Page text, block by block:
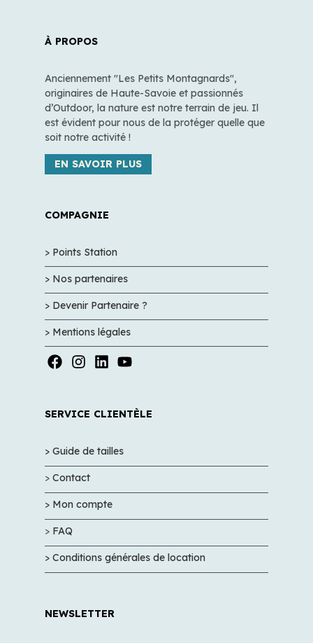
À PROPOS
Anciennement "Les Petits Montagnards",
originaires de Haute-Savoie et passionnés
d’Outdoor, la nature est notre terrain de jeu. Il
est évident pour nous de la protéger quelle que
soit notre activité !
EN SAVOIR PLUS
COMPAGNIE
> Points Station
> Nos partenaires
> Devenir Partenaire ?
> Mentions légales
SERVICE CLIENTÈLE
> Guide de tailles
> Contact
> Mon compte
> FAQ
> Conditions générales de location
NEWSLETTER